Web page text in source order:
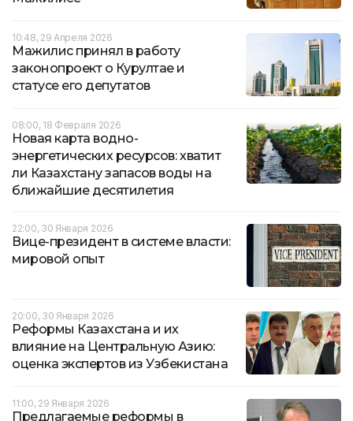
10:48, 29 Апреля 2026
Мажилис принял в работу
законопроект о Курултае и
статусе его депутатов
08:00, 18 Февраля 2026
Новая карта водно-
энергетических ресурсов: хватит
ли Казахстану запасов воды на
ближайшие десятилетия
22:00, 30 Января 2026
Вице-президент в системе власти:
мировой опыт
20:00, 30 Января 2026
Реформы Казахстана и их
влияние на Центральную Азию:
оценка экспертов из Узбекистана
11:00, 29 Января 2026
Предлагаемые реформы в